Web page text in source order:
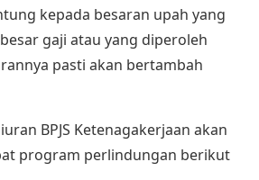
kepada besaran upah yang
gaji atau yang diperoleh
pasti akan bertambah
BPJS Ketenagakerjaan akan
program perlindungan berikut